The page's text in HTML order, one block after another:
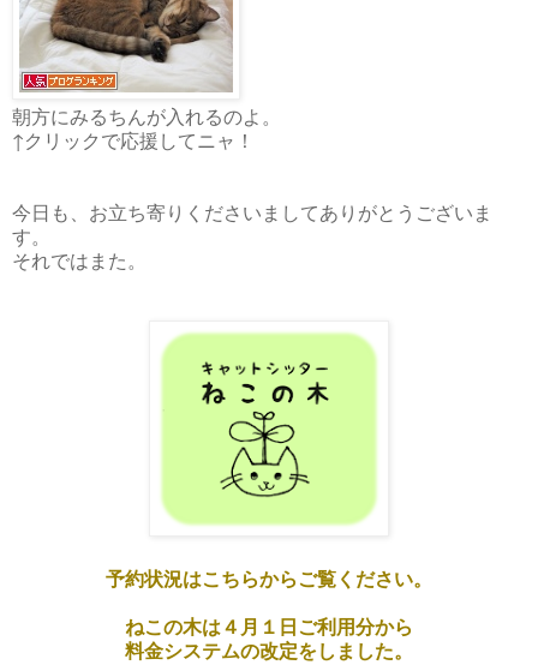
朝方にみるちんが入れるのよ。
↑クリックで応援してニャ！
今日も、お立ち寄りくださいましてありがとうございま
す。
それではまた。
予約状況はこちらからご覧ください。
ねこの木は４月１日ご利用分から
料金システムの改定をしました。